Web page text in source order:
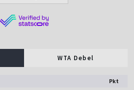
WTA Debel
Pkt